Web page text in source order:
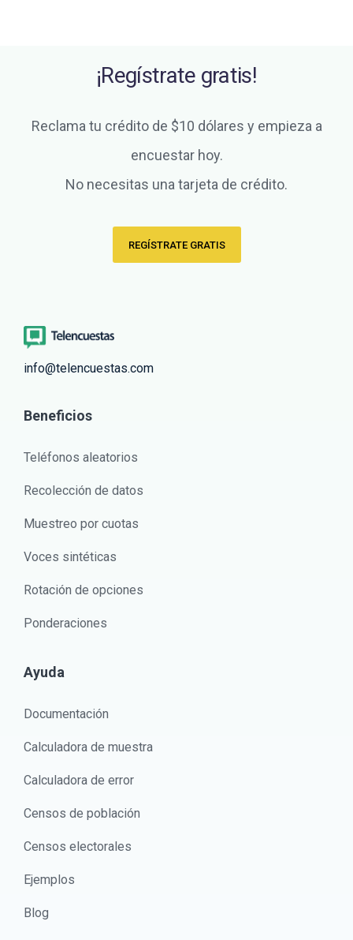
¡Regístrate gratis!
Reclama tu crédito de $10 dólares y empieza a
encuestar hoy.
No necesitas una tarjeta de crédito.
REGÍSTRATE GRATIS
info@telencuestas.com
Beneficios
Teléfonos aleatorios
Recolección de datos
Muestreo por cuotas
Voces sintéticas
Rotación de opciones
Ponderaciones
Ayuda
Documentación
Calculadora de muestra
Calculadora de error
Censos de población
Censos electorales
Ejemplos
Blog